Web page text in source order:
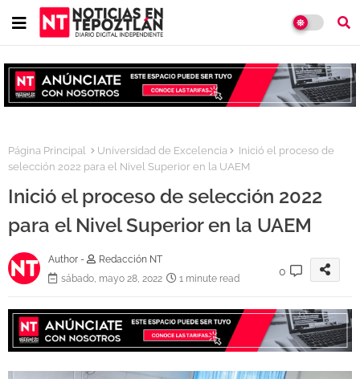
Página Principal Universidad de Excelencia
Inició el proceso de
selección 2022 para el Nivel Superior en la UAEM
Inició el proceso de selección 2022
para el Nivel Superior en la UAEM
Author -
Redacción NT
sábado, mayo 28, 2022
1 minute read
0